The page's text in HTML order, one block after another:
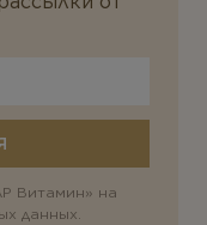
Витамин» на
данных.